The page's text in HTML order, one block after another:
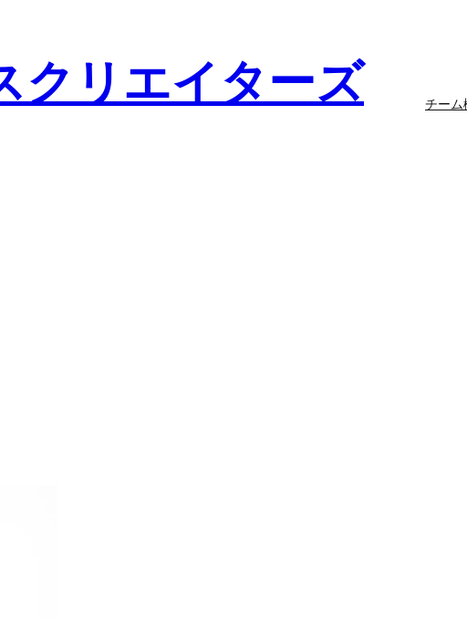
クリエイターズ チーム